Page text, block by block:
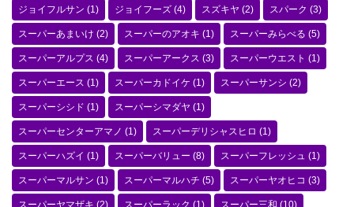
ジョイフルサン (1) ジョイフーズ (4) スズキヤ (2) スパーク (3)
スーパーあまいけ (2) スーパーのアオキ (1) スーパーみらべる (5)
スーパーアルプス (4) スーパーアークス (3) スーパーウエスト (1)
スーパーエース (1) スーパーカドイケ (1) スーパーサンシ (2)
スーパーシシド (1) スーパーシマダヤ (1)
スーパーセンターアマノ (1) スーパーデリシャスヒロ (1)
スーパーハズイ (1) スーパーバリュー (8) スーパーフレッシュ (1)
スーパーマルサン (1) スーパーマルハチ (5) スーパーヤオヒコ (3)